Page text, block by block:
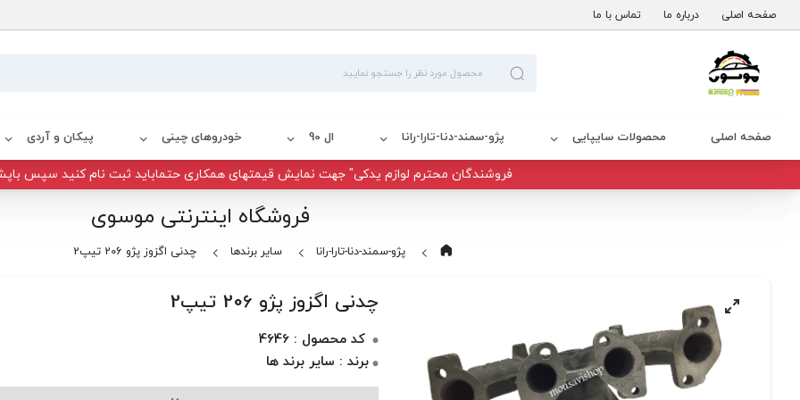
صفحه اصلی درباره ما تماس با ما
صفحه اصلی محصولات سایپایی پژو-سمند-دنا-تارا-رانا ال 90 خودروهای چینی پیکان و آردی
فروشندگان محترم لوازم یدکی" جهت نمایش قیمتهای همکاری حتماباید ثبت نام کنید سپس
فروشگاه اینترنتی موسوی
پژو-سمند-دنا-تارا-رانا سایر برندها چدنی اگزوز پژو 206 تیپ2
چدنی اگزوز پژو 206 تیپ2
کد محصول : 4646
برند : سایر برند ها